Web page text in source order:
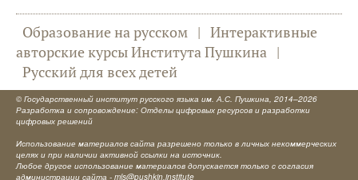
Образование на русском | Интерактивные
авторские курсы Института Пушкина |
Русский для всех детей
© Государственный институт русского языка им. А.С. Пушкина, 2014–2026
Разработка и сопровождение: Отделы цифровых ресурсов и разработки
цифровых решений
Использование материалов сайта разрешено только в личных некоммерческих
целях и при наличии активной ссылки на источник.
Любое другое использование материалов допускается только с согласия
администрации сайта - mls@pushkin.institute